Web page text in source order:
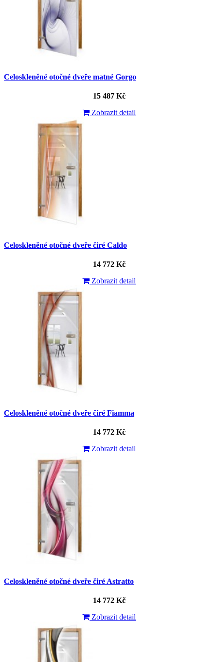
Celoskleněné otočné dveře matné Gorgo
15 487 Kč
Zobrazit detail
Celoskleněné otočné dveře čiré Caldo
14 772 Kč
Zobrazit detail
Celoskleněné otočné dveře čiré Fiamma
14 772 Kč
Zobrazit detail
Celoskleněné otočné dveře čiré Astratto
14 772 Kč
Zobrazit detail